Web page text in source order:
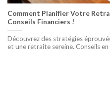
Comment Planifier Votre
Conseils Financiers !
Découvrez des stratégies
et une retraite sereine. Conseils en